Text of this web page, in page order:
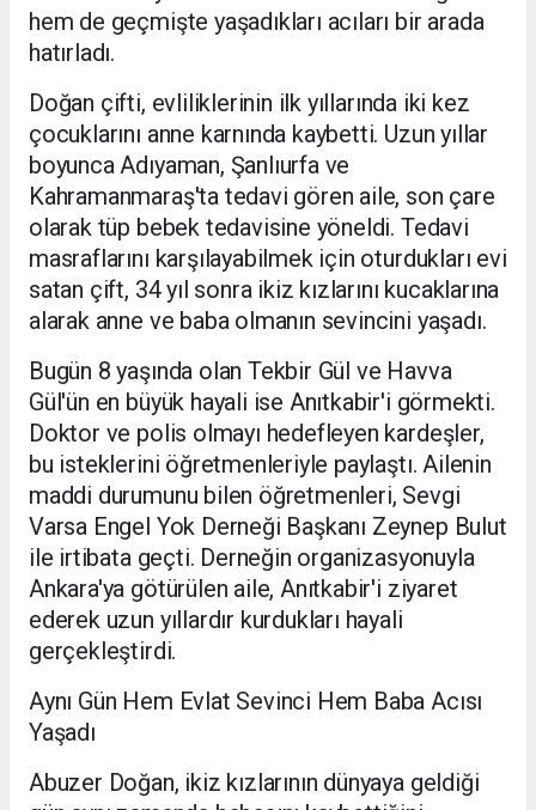
hem de geçmişte yaşadıkları acıları bir arada
hatırladı.
Doğan çifti, evliliklerinin ilk yıllarında iki kez
çocuklarını anne karnında kaybetti. Uzun yıllar
boyunca Adıyaman, Şanlıurfa ve
Kahramanmaraş'ta tedavi gören aile, son çare
olarak tüp bebek tedavisine yöneldi. Tedavi
masraflarını karşılayabilmek için oturdukları evi
satan çift, 34 yıl sonra ikiz kızlarını kucaklarına
alarak anne ve baba olmanın sevincini yaşadı.
Bugün 8 yaşında olan Tekbir Gül ve Havva
Gül'ün en büyük hayali ise Anıtkabir'i görmekti.
Doktor ve polis olmayı hedefleyen kardeşler,
bu isteklerini öğretmenleriyle paylaştı. Ailenin
maddi durumunu bilen öğretmenleri, Sevgi
Varsa Engel Yok Derneği Başkanı Zeynep Bulut
ile irtibata geçti. Derneğin organizasyonuyla
Ankara'ya götürülen aile, Anıtkabir'i ziyaret
ederek uzun yıllardır kurdukları hayali
gerçekleştirdi.
Aynı Gün Hem Evlat Sevinci Hem Baba Acısı
Yaşadı
Abuzer Doğan, ikiz kızlarının dünyaya geldiği